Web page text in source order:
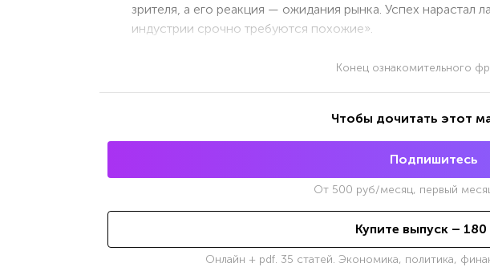
зрителя, а его реакция — ожидания рынка. Успех нарастал
индустрии срочно требуются похожие».
Конец ознакомительного
Чтобы дочитать этот
Подпишитесь
От 500 руб/месяц, первый
Купите выпуск – 180
Онлайн + pdf. 35 статей. Экономика, политика,